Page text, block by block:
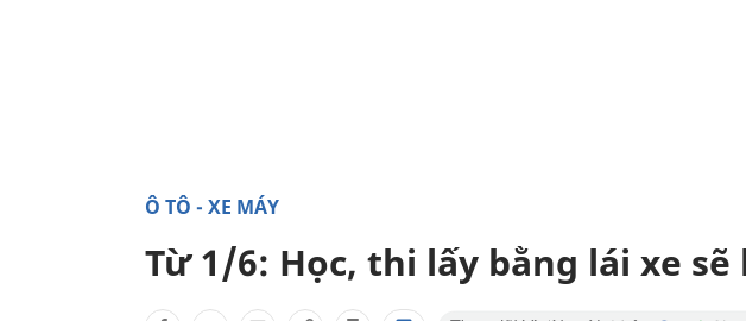
Ô TÔ - XE MÁY
Từ 1/6: Học, thi lấy bằng lái xe